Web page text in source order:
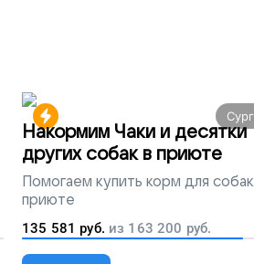
Накормим Чаки и десятки
других собак в приюте
Помогаем купить корм для
приюте
135 581 руб. из 163 200 руб.